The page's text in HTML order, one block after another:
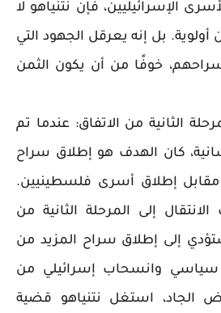
الإسرائيليين، فإن نتنياهو لا
أولوية. بل إنه يعرقل الجهود التي
خوفًا من أن يكون الثمن
الثانية من الاتفاق: عندما تم
كان الهدف هو إطلاق سراح
مقابل إطلاق أسرى فلسطينيين.
إلى المرحلة الثانية من
إلى إطلاق سراح المزيد من
سياسي وانسحاب إسرائيلي من
الجاد، استغل نتنياهو قضية